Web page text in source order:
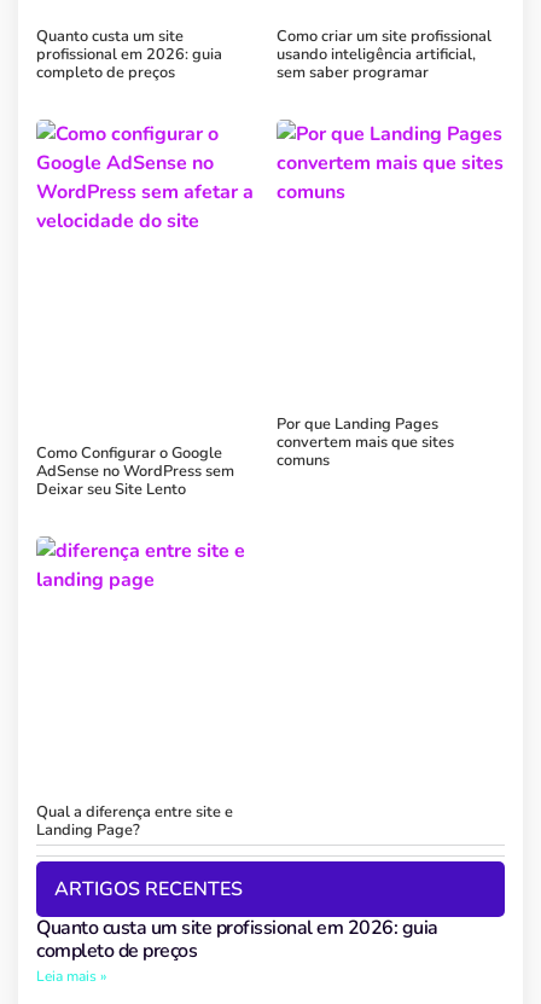
Quanto custa um site
profissional em 2026: guia
completo de preços
Como criar um site profissional
usando inteligência artificial,
sem saber programar
Como Configurar o Google
AdSense no WordPress sem
Deixar seu Site Lento
Por que Landing Pages
convertem mais que sites
comuns
Qual a diferença entre site e
Landing Page?
ARTIGOS RECENTES
Quanto custa um site profissional em 2026: guia
completo de preços
Leia mais »